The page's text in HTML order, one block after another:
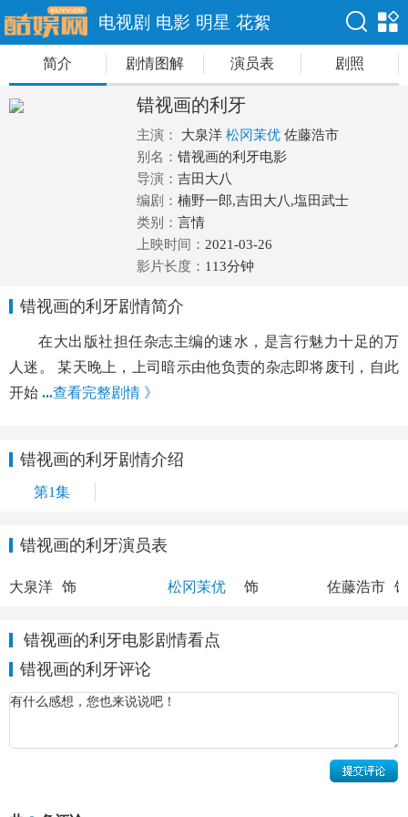
✕
电视剧 电影 明星 花絮
简介 剧情图解 演员表 剧照
错视画的利牙
主演： 大泉洋 松冈茉优 佐藤浩市
别名： 错视画的利牙电影
导演： 吉田大八
编剧： 楠野一郎,吉田大八,塩田武士
类别： 言情
上映时间： 2021-03-26
影片长度： 113分钟
错视画的利牙剧情简介
在大出版社担任杂志主编的速水，是言行魅力十足的万
人迷。 某天晚上，上司暗示由他负责的杂志即将废刊，自此
开始 ...查看完整剧情 》
错视画的利牙剧情介绍
第1集
错视画的利牙演员表
速水辉
大泉洋 饰
松冈茉优
饰
佐藤浩市
饰
错视画的利牙电影剧情看点
错视画的利牙评论